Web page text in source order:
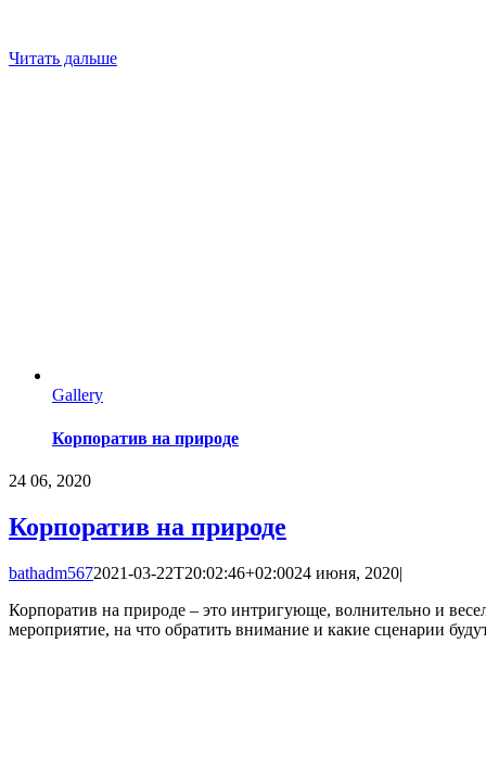
Читать дальше
Gallery
Корпоратив на природе
24 06, 2020
Корпоратив на природе
bathadm5672021-03-22T20:02:46+02:0024 июня, 2020|
Корпоратив на природе – это интригующе, волнительно и
мероприятие, на что обратить внимание и какие сценарии